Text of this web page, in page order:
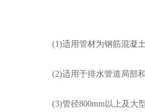
(1)适用管材为钢筋混凝土
(2)适用于排水管道局部和
(3)管径800mm以上及大型